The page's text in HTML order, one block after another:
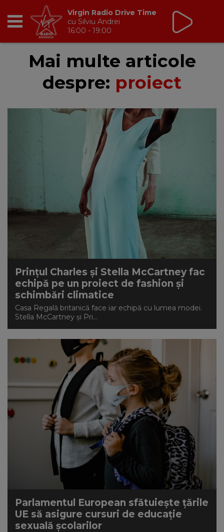
RADIO
BREAKFAST
TIC TALK
CÂȘTIGĂ
DANCEFLOOR CHART
RADIO ACADEMY
CONTUL MEU
Virgin Radio Drive Time
cu Silviu Andrei
16:00 - 19:00
Mai multe articole
despre: proiect
Prințul Charles și Stella McCartney fac
echipă pe un proiect de fashion și
schimbări climatice
Casa Regală britanică face iar echipă cu lumea modei.
Stella McCartney și Pri...
Parlamentul European sfătuiește țările
UE să asigure cursuri de educație
sexuală școlarilor